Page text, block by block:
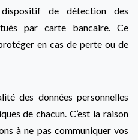
de détection des
par carte bancaire. Ce
en cas de perte ou de
des données personnelles
de chacun. C’est la raison
à ne pas communiquer vos